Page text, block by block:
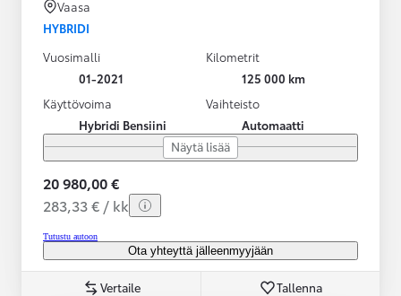
Vaasa
HYBRIDI
Vuosimalli
01-2021
Kilometrit
125 000 km
Käyttövoima
Hybridi Bensiini
Vaihteisto
Automaatti
Näytä lisää
20 980,00 €
283,33 € / kk
Tutustu autoon
Ota yhteyttä jälleenmyyjään
Vertaile Tallenna